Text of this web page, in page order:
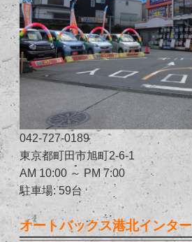
042-727-0189
東京都町田市旭町2-6-1
AM 10:00 ～ PM 7:00
駐車場: 59台
オートバックス港北インター